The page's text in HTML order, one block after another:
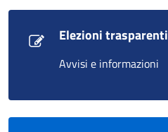
Elezioni trasparenti
Avvisi e informazioni